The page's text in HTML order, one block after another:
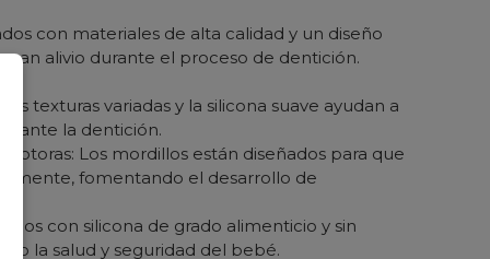
con materiales de alta calidad y un diseño
alivio durante el proceso de dentición.
texturas variadas y la silicona suave ayudan a
la dentición.
Los mordillos están diseñados para que
fomentando el desarrollo de
con silicona de grado alimenticio y sin
la salud y seguridad del bebé.